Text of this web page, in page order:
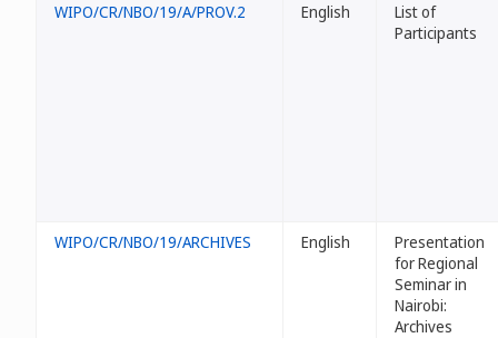
WIPO/CR/NBO/19/A/PROV.2 English
List of
Participants
WIPO/CR/NBO/19/ARCHIVES English
Presentation
for Regional
Seminar in
Nairobi:
Archives